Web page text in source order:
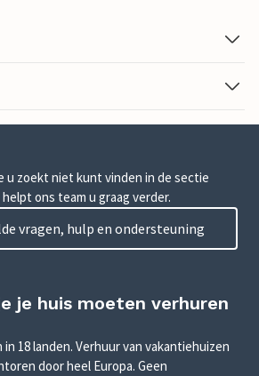
u zoekt niet kunt vinden in de sectie
ons team u graag verder.
vragen, hulp en ondersteuning
je huis moeten verhuren
in 18 landen. Verhuur van vakantiehuizen
door heel Europa. Geen